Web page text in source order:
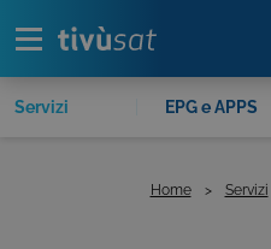
Servizi
Certificazioni EPG e APPS
Home Servizi